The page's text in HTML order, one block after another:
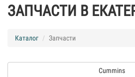
ЗАПЧАСТИ В
Каталог Запчасти
Cummins